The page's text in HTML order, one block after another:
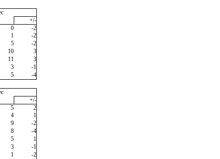
+/-
0
-2
1
-2
5
-2
10
3
11
3
3
-1
5
-4
+/-
5
2
4
1
9
-2
8
-4
5
1
3
-1
1
-2